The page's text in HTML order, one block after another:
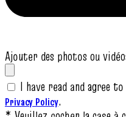
Ajouter des photos ou
I have read and agree
Privacy Policy.